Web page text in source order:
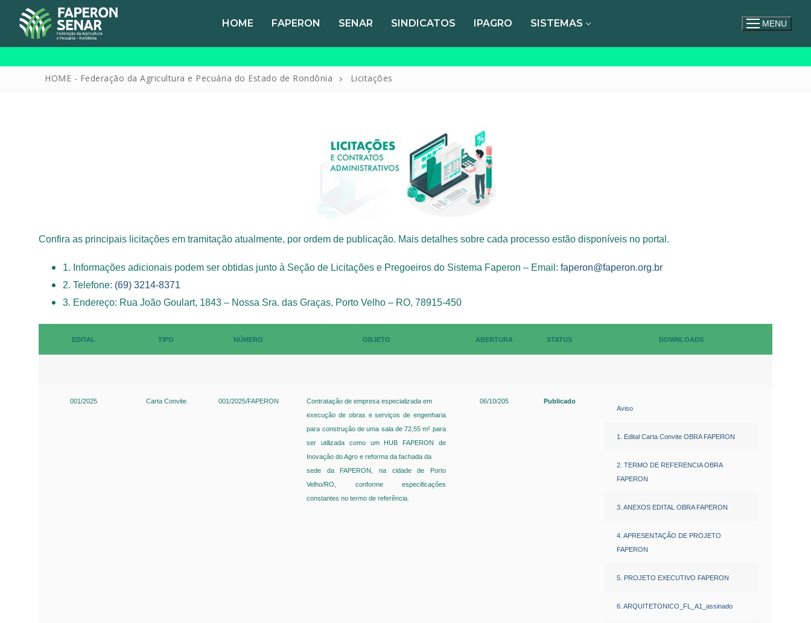
HOME FAPERON SENAR SINDICATOS IPAGRO SISTEMAS MENU
SINDICATOS
IPAGRO
Extranet
HOME - Federação da Agricultura e Pecuária do Estado de Rondônia Licitações
Confira as principais licitações em tramitação atualmente, por ordem de publicação. Mais detalhes sobre cada processo estão disponíveis no portal.
1. Informações adicionais podem ser obtidas junto à Seção de Licitações e Pregoeiros do Sistema Faperon – Email: faperon@faperon.org.br
2. Telefone: (69) 3214-8371
3. Endereço: Rua João Goulart, 1843 – Nossa Sra. das Graças, Porto Velho – RO, 78915-450
EDITAL TIPO NÚMERO OBJETO ABERTURA STATUS DOWNLOADS
001/2025 Carta Convite 001/2025/FAPERON
Contratação de empresa especializada em
execução de obras e serviços de engenharia
para construção de uma sala de 72,55 m² para
ser utilizada como um HUB FAPERON de
Inovação do Agro e reforma da fachada da
sede da FAPERON, na cidade de Porto
Velho/RO, conforme especificações
constantes no termo de referência.
06/10/205
Publicado
Aviso
1. Edital Carta Convite OBRA FAPERON
2. TERMO DE REFERENCIA OBRA
FAPERON
3. ANEXOS EDITAL OBRA FAPERON
4. APRESENTAÇÃO DE PROJETO
FAPERON
5. PROJETO EXECUTIVO FAPERON
6. ARQUITETONICO_FL_A1_assinado